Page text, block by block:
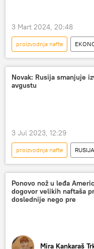
3 Mart 2024, 20:48
proizvodnja nafte
Rusija – ekonomija
Saudijska Arabija
Novak: Rusija smanjuje
avgustu
3 Jul 2023, 12:29
proizvodnja nafte RUSIJA
Rusija – ekonomija
proizvodnja
Ponovo nož u leđa
dogovor velikih naftaša
doslednije nego pre
Mira Kankaraš